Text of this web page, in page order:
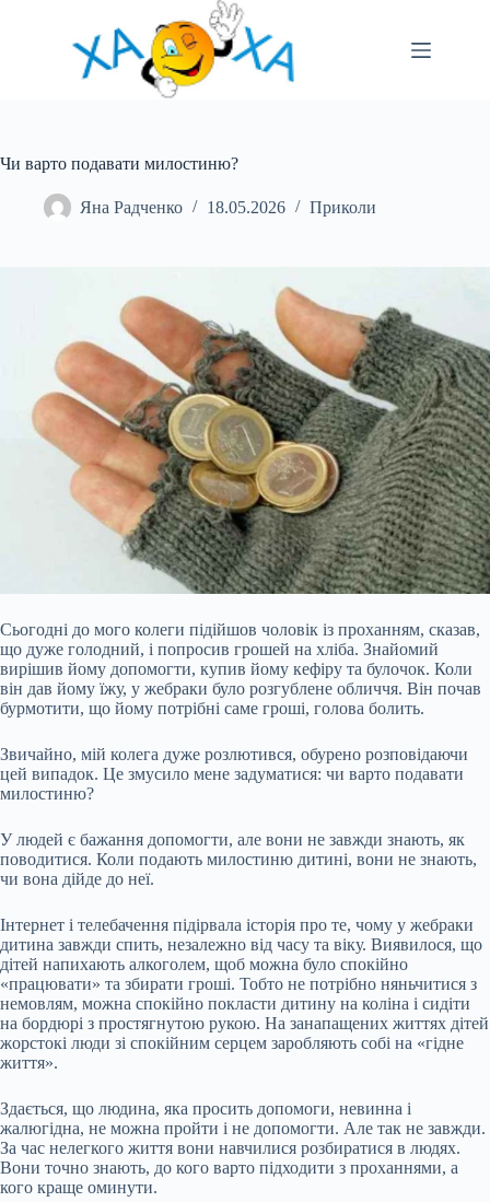
Чи варто подавати милостиню?
Яна Радченко 18.05.2026 Приколи
Сьогодні до мого колеги підійшов чоловік із проханням, сказав,
що дуже голодний, і попросив грошей на хліба. Знайомий
вирішив йому допомогти, купив йому кефіру та булочок. Коли
він дав йому їжу, у жебраки було розгублене обличчя. Він почав
бурмотити, що йому потрібні саме гроші, голова болить.
Звичайно, мій колега дуже розлютився, обурено розповідаючи
цей випадок. Це змусило мене задуматися: чи варто подавати
милостиню?
У людей є бажання допомогти, але вони не завжди знають, як
поводитися. Коли подають милостиню дитині, вони не знають,
чи вона дійде до неї.
Інтернет і телебачення підірвала історія про те, чому у жебраки
дитина завжди спить, незалежно від часу та віку. Виявилося, що
дітей напихають алкоголем, щоб можна було спокійно
«працювати» та збирати гроші. Тобто не потрібно няньчитися з
немовлям, можна спокійно покласти дитину на коліна і сидіти
на бордюрі з простягнутою рукою. На занапащених життях дітей
жорстокі люди зі спокійним серцем заробляють собі на «гідне
життя».
Здається, що людина, яка просить допомоги, невинна і
жалюгідна, не можна пройти і не допомогти. Але так не завжди.
За час нелегкого життя вони навчилися розбиратися в людях.
Вони точно знають, до кого варто підходити з проханнями, а
кого краще оминути.